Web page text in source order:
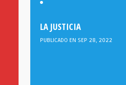
LA JUSTICIA
PUBLICADO EN SEP 28, 2022